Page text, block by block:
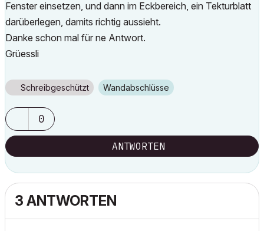
Fenster einsetzen, und dann im Eckbereich, ein Tekturblatt
darüberlegen, damits richtig aussieht.
Danke schon mal für ne Antwort.
Grüessli
Schreibgeschützt Wandabschlüsse
0
ANTWORTEN
3 ANTWORTEN